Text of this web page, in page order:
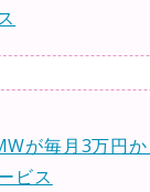
が毎月3万円
ビス